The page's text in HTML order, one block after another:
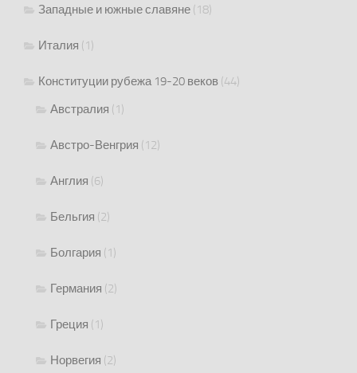
Западные и южные славяне (18)
Италия (1)
Конституции рубежа 19-20 веков (44)
Австралия (1)
Австро-Венгрия (12)
Англия (6)
Бельгия (2)
Болгария (1)
Германия (2)
Греция (1)
Норвегия (2)